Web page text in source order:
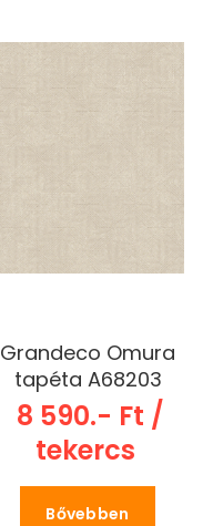
Grandeco Omura
tapéta A68203
8 590.- Ft /
tekercs
Bővebben